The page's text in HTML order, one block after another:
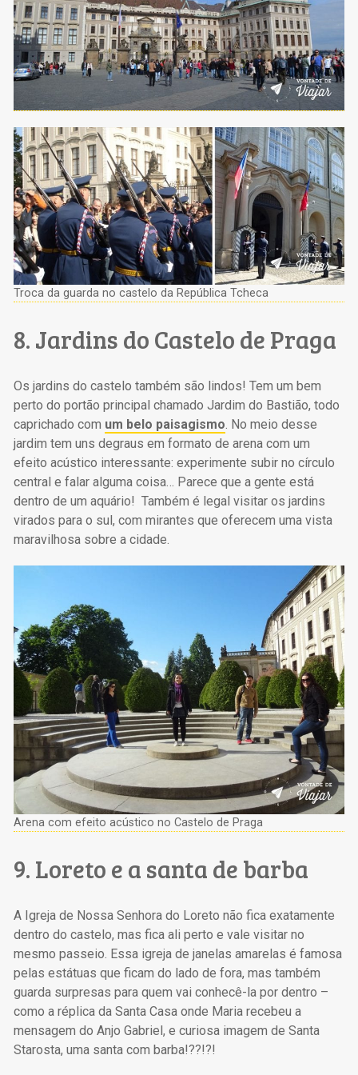
Troca da guarda no castelo da República Tcheca
8. Jardins do Castelo de Praga
Os jardins do castelo também são lindos! Tem um bem
perto do portão principal chamado Jardim do Bastião, todo
caprichado com um belo paisagismo . No meio desse
jardim tem uns degraus em formato de arena com um
efeito acústico interessante: experimente subir no círculo
central e falar alguma coisa… Parece que a gente está
dentro de um aquário! Também é legal visitar os jardins
virados para o sul, com mirantes que oferecem uma vista
maravilhosa sobre a cidade.
Arena com efeito acústico no Castelo de Praga
9. Loreto e a santa de barba
A Igreja de Nossa Senhora do Loreto não fica exatamente
dentro do castelo, mas fica ali perto e vale visitar no
mesmo passeio. Essa igreja de janelas amarelas é famosa
pelas estátuas que ficam do lado de fora, mas também
guarda surpresas para quem vai conhecê-la por dentro –
como a réplica da Santa Casa onde Maria recebeu a
mensagem do Anjo Gabriel, e curiosa imagem de Santa
Starosta, uma santa com barba!??!?!